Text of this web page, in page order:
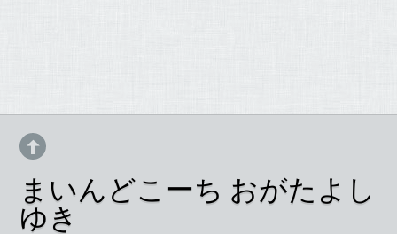
まいんどこーち おがたよし
ゆき